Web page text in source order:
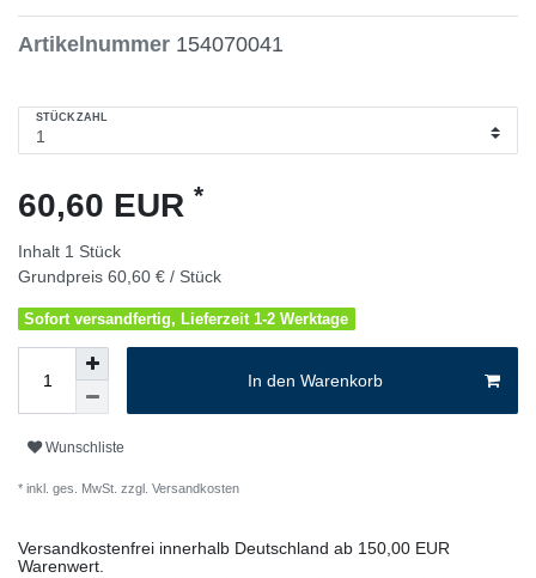
Artikelnummer 154070041
STÜCKZAHL
60,60 EUR *
Inhalt 1 Stück
Grundpreis 60,60 € / Stück
Sofort versandfertig, Lieferzeit 1-2 Werktage
In den Warenkorb
Wunschliste
* inkl. ges. MwSt. zzgl. Versandkosten
Versandkostenfrei innerhalb Deutschland ab 150,00 EUR
Warenwert.